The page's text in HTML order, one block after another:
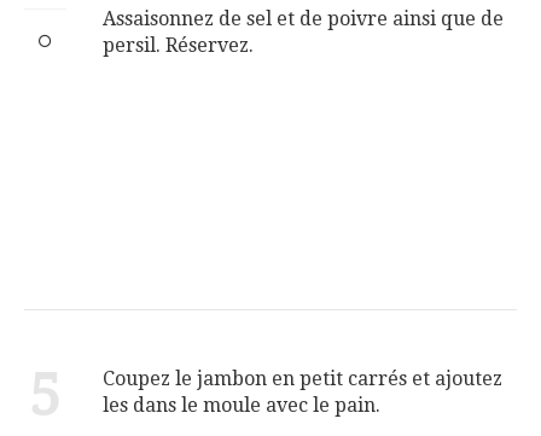
Assaisonnez de sel et de poivre ainsi que de
persil. Réservez.
5
Coupez le jambon en petit carrés et ajoutez
les dans le moule avec le pain.